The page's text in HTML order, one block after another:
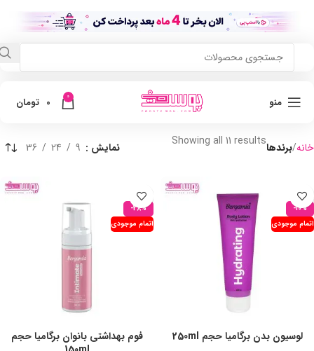
منو 0
0 تومان
خانه برندهاShowing all 11 results نمایش 9
24
36
-10%
اتمام موجودی
لوسیون بدن برگامیا حجم 250ml
-28%
اتمام موجودی
فوم بهداشتی بانوان برگامیا حجم